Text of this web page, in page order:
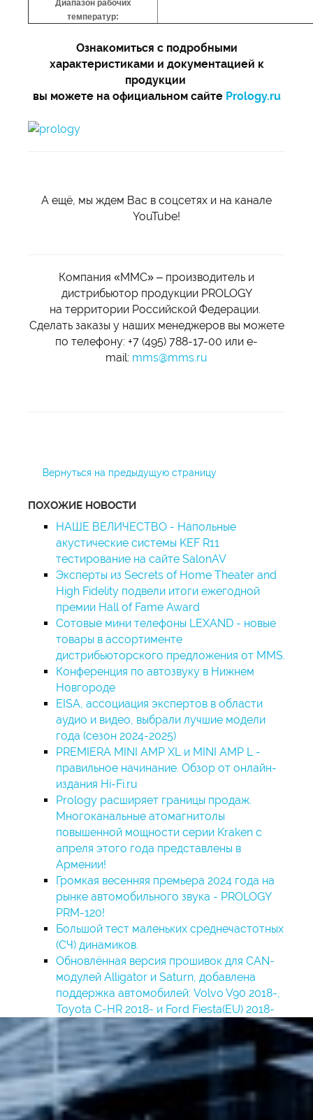
Диапазон рабочих
температур:
Ознакомиться с подробными
характеристиками и документацией к
продукции
вы можете на официальном сайте Prology.ru
А ещё, мы ждем Вас в соцсетях и на канале
YouTube!
Компания «ММС» – производитель и
дистрибьютор продукции PROLOGY
на территории Российской Федерации.
Сделать заказы у наших менеджеров вы можете
по телефону: +7 (495) 788-17-00 или e-
mail: mms@mms.ru
Вернуться на предыдущую страницу
ПОХОЖИЕ НОВОСТИ
НАШЕ ВЕЛИЧЕСТВО - Напольные
акустические системы KEF R11
тестирование на сайте SalonAV
Эксперты из Secrets of Home Theater and
High Fidelity подвели итоги ежегодной
премии Hall of Fame Award
Сотовые мини телефоны LEXAND - новые
товары в ассортименте
дистрибьюторского предложения от MMS.
Конференция по автозвуку в Нижнем
Новгороде
EISA, ассоциация экспертов в области
аудио и видео, выбрали лучшие модели
года (сезон 2024-2025)
PREMIERA MINI AMP XL и MINI AMP L -
правильное начинание. Обзор от онлайн-
издания Hi-Fi.ru
Prology расширяет границы продаж.
Многоканальные атомагнитолы
повышенной мощности серии Kraken с
апреля этого года представлены в
Армении!
Громкая весенняя премьера 2024 года на
рынке автомобильного звука - PROLOGY
PRM-120!
Большой тест маленьких среднечастотных
(СЧ) динамиков.
Обновлённая версия прошивок для CAN-
модулей Alligator и Saturn, добавлена
поддержка автомобилей: Volvo V90 2018-,
Toyota C-HR 2018- и Ford Fiesta(EU) 2018-